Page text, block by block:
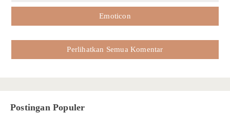
Emoticon
Perlihatkan Semua Komentar
Postingan Populer